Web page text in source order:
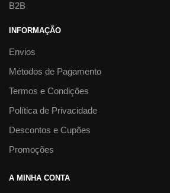
B2B
INFORMAÇÃO
Envios
Métodos de Pagamento
Termos e Condições
Política de Privacidade
Descontos e Cupões
Promoções
A MINHA CONTA